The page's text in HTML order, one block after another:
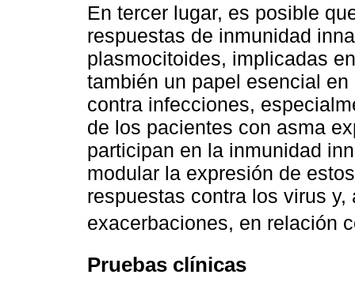
En tercer lugar, es posible
respuestas de inmunidad
plasmocitoides, implicadas
también un papel esencial
contra infecciones,
de los pacientes con asma
participan en la inmunidad
modular la expresión de
respuestas contra los virus
exacerbaciones, en relación
Pruebas clínicas